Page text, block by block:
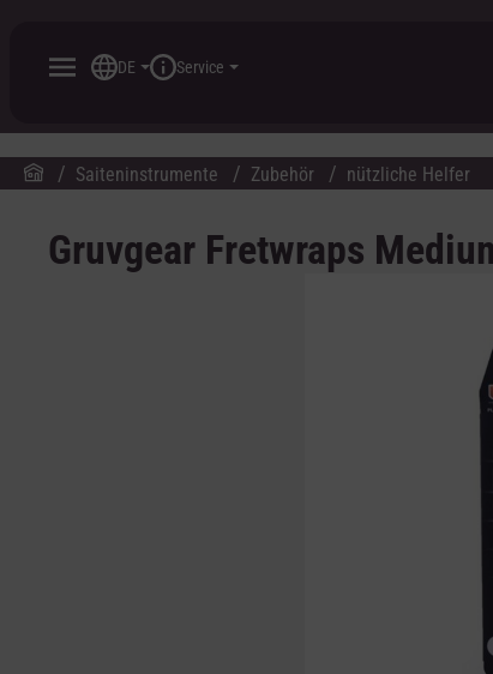
DE Service
Saiteninstrumente Zubehör nützliche Helfer
Gruvgear Fretwraps